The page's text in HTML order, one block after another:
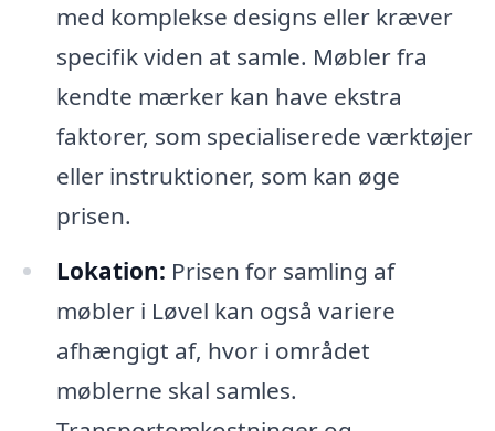
med komplekse designs eller kræver
specifik viden at samle. Møbler fra
kendte mærker kan have ekstra
faktorer, som specialiserede værktøjer
eller instruktioner, som kan øge
prisen.
Lokation: Prisen for samling af
møbler i Løvel kan også variere
afhængigt af, hvor i området
møblerne skal samles.